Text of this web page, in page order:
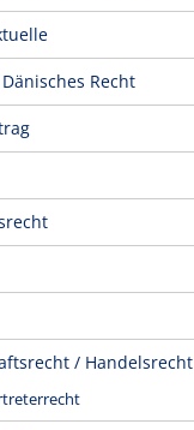
Recht
/ Handelsrecht